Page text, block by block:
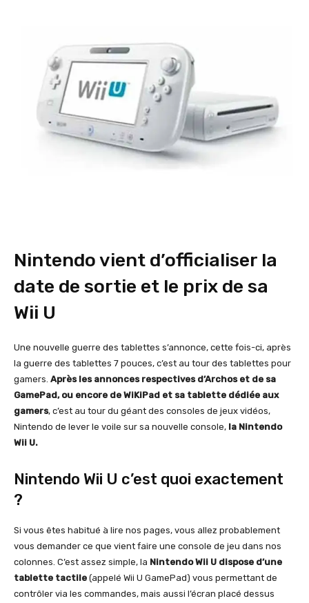
Nintendo vient d’officialiser la
date de sortie et le prix de sa
Wii U
Une nouvelle guerre des tablettes s’annonce, cette fois-ci, après
la guerre des tablettes 7 pouces, c’est au tour des tablettes pour
gamers. Après les annonces respectives d’Archos et de sa
GamePad, ou encore de WiKiPad et sa tablette dédiée aux
gamers, c’est au tour du géant des consoles de jeux vidéos,
Nintendo de lever le voile sur sa nouvelle console, la Nintendo
Wii U.
Nintendo Wii U c’est quoi exactement
?
Si vous êtes habitué à lire nos pages, vous allez probablement
vous demander ce que vient faire une console de jeu dans nos
colonnes. C’est assez simple, la Nintendo Wii U dispose d’une
tablette tactile (appelé Wii U GamePad) vous permettant de
contrôler via les commandes, mais aussi l’écran placé dessus